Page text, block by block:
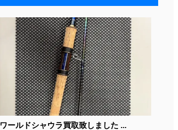
ワールドシャウラ買取致しました ...